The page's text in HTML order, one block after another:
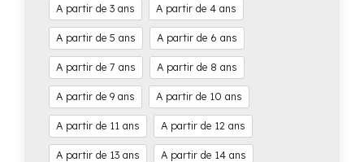
3 4
5 6
7 8
9 10
11 12
13 14